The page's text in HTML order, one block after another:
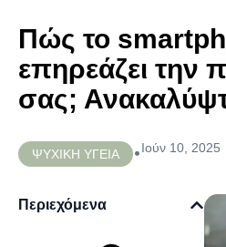
Πώς το
επηρεάζει την
σας;
ΨΥΧΙΚΗ ΥΓΕΙΑ •Ιούν 10, 2025
Περιεχόμενα